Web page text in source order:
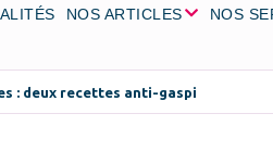
NOS ARTICLES NOS
: deux recettes anti-gaspi